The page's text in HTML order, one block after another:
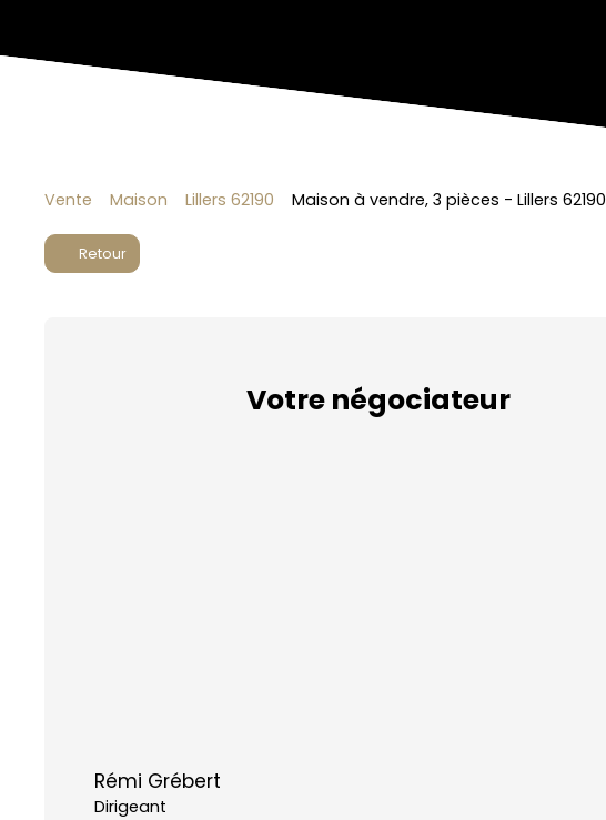
Vente Maison Lillers 62190 Maison à vendre, 3 pièces - Lillers 62190
Retour
Votre négociateur
Rémi Grébert
Dirigeant